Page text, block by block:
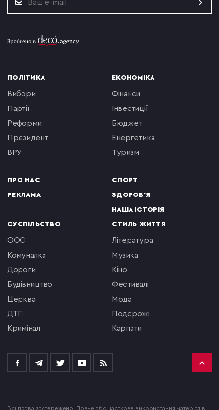
ПОЛІТИКА
вибори
партії
реформи
президент
ВРУ
ПРО НАС
РЕКЛАМА
ЕКОНОМІКА
фінанси
інвестиції
бюджет
енергетика
туризм
СПОРТ
ЗДОРОВ'Я
НАША ІСТОРІЯ
СУСПІЛЬСТВО
ООС
комуналка
Дороги
будівництво
церква
ДТП
кримінал
СТИЛЬ ЖИТТЯ
література
музика
кіно
фестивалі
мода
подорожі
Карпати
Всі права застережено. Повне або часткове використання матеріалів